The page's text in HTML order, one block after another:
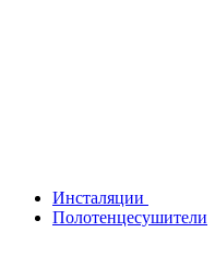
Инсталяции
Полотенцесушители